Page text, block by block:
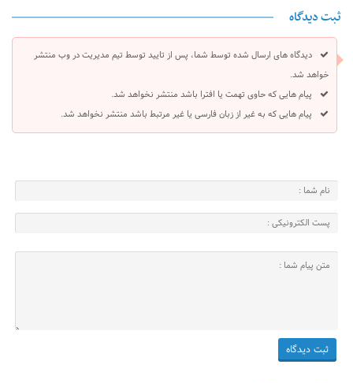
ثبت دیدگاه
دیدگاه های ارسال شده توسط شما، پس از تایید توسط تیم مدیریت در وب منتشر
خواهد شد.
پیام هایی که حاوی تهمت یا افترا باشد منتشر نخواهد شد.
پیام هایی که به غیر از زبان فارسی یا غیر مرتبط باشد منتشر نخواهد شد.